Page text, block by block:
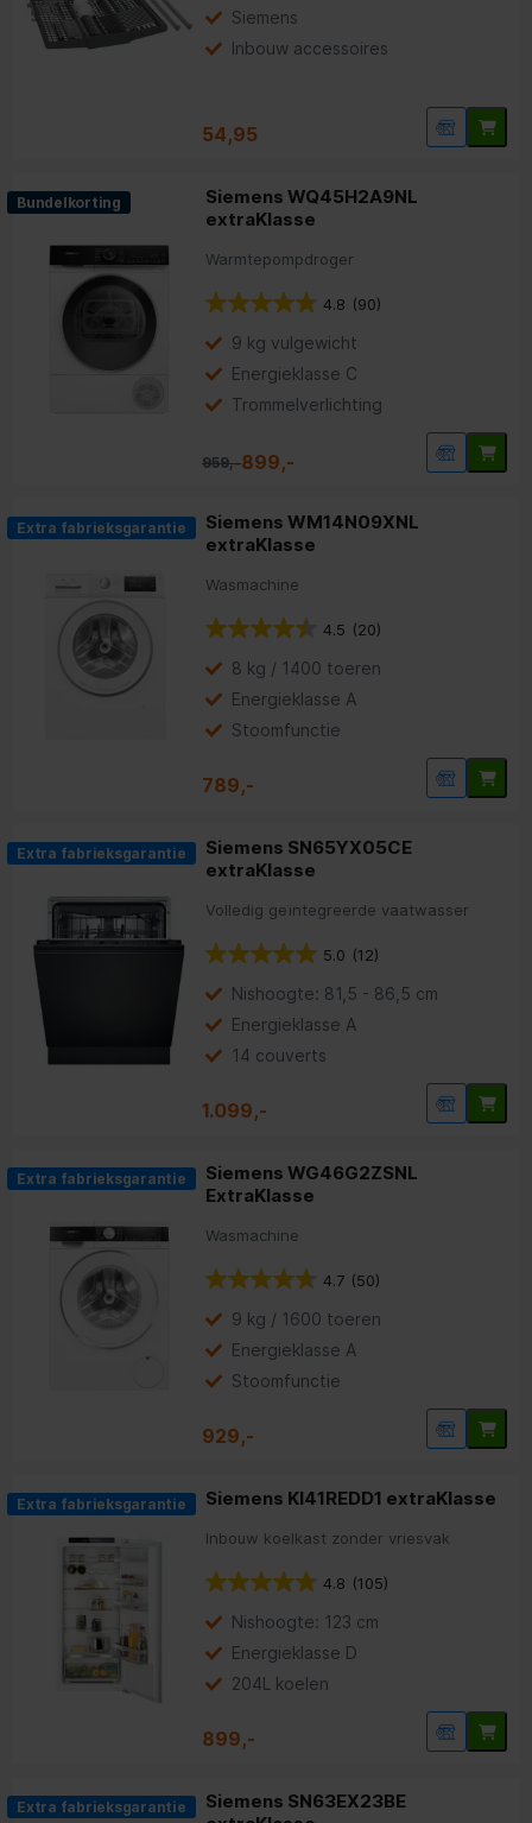
Siemens
Inbouw accessoires
54,95
Bundelkorting
Siemens WQ45H2A9NL
extraKlasse
Warmtepompdroger
4.8 (90)
9 kg vulgewicht
Energieklasse C
Trommelverlichting
959,-899,-
Extra fabrieksgarantie
Siemens WM14N09XNL
extraKlasse
Wasmachine
4.5 (20)
8 kg / 1400 toeren
Energieklasse A
Stoomfunctie
789,-
Extra fabrieksgarantie
Siemens SN65YX05CE
extraKlasse
Volledig geïntegreerde vaatwasser
5.0 (12)
Nishoogte: 81,5 - 86,5 cm
Energieklasse A
14 couverts
1.099,-
Extra fabrieksgarantie
Siemens WG46G2ZSNL
ExtraKlasse
Wasmachine
4.7 (50)
9 kg / 1600 toeren
Energieklasse A
Stoomfunctie
929,-
Extra fabrieksgarantie Siemens KI41REDD1 extraKlasse
Inbouw koelkast zonder vriesvak
4.8 (105)
Nishoogte: 123 cm
Energieklasse D
204L koelen
899,-
Extra fabrieksgarantie
Siemens SN63EX23BE